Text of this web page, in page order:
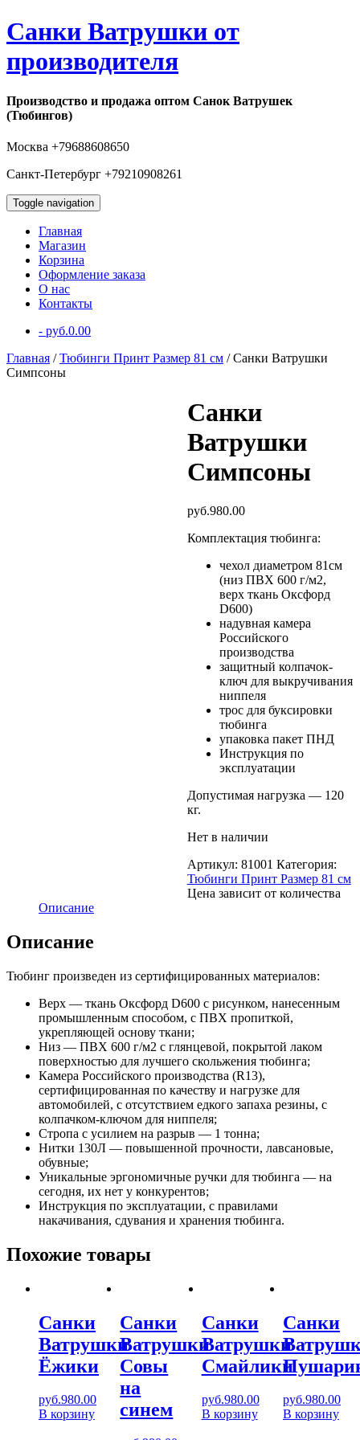
Санки Ватрушки от
производителя
Производство и продажа оптом Санок Ватрушек
(Тюбингов)
Москва +79688608650
Санкт-Петербург +79210908261
Toggle navigation
Главная
Магазин
Корзина
Оформление заказа
О нас
Контакты
- руб.0.00
Главная /Тюбинги Принт Размер 81 см / Санки Ватрушки
Симпсоны
Санки
Ватрушки
Симпсоны
руб.980.00
Комплектация тюбинга:
чехол диаметром 81см
(низ ПВХ 600 г/м2,
верх ткань Оксфорд
D600)
надувная камера
Российского
производства
защитный колпачок-
ключ для выкручивания
ниппеля
трос для буксировки
тюбинга
упаковка пакет ПНД
Инструкция по
эксплуатации
Допустимая нагрузка — 120
кг.
Нет в наличии
Артикул: 81001 Категория:
Тюбинги Принт Размер 81 см
Цена зависит от количества
Описание
Описание
Тюбинг произведен из сертифицированных материалов:
Верх — ткань Оксфорд D600 с рисунком, нанесенным
промышленным способом, с ПВХ пропиткой,
укрепляющей основу ткани;
Низ — ПВХ 600 г/м2 с глянцевой, покрытой лаком
поверхностью для лучшего скольжения тюбинга;
Камера Российского производства (R13),
сертифицированная по качеству и нагрузке для
автомобилей, с отсутствием едкого запаха резины, с
колпачком-ключом для ниппеля;
Стропа с усилием на разрыв — 1 тонна;
Нитки 130Л — повышенной прочности, лавсановые,
обувные;
Уникальные эргономичные ручки для тюбинга — на
сегодня, их нет у конкурентов;
Инструкция по эксплуатации, с правилами
накачивания, сдувания и хранения тюбинга.
Похожие товары
Санки
Ватрушки
Ёжики
руб.980.00
В корзину
Санки
Ватрушки
Совы
на
синем
Санки
Ватрушки
Смайлики
руб.980.00
В корзину
Санки
руб.980.00
В корзину